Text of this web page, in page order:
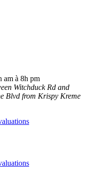
am à 8h pm
Witchduck Rd and
Blvd from Krispy Kreme